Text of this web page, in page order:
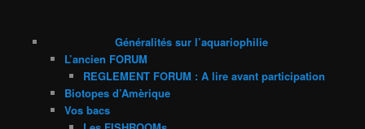
Généralités sur l’aquariophilie
L’ancien FORUM
REGLEMENT FORUM : A lire avant participation
Biotopes d’Amèrique
Vos bacs